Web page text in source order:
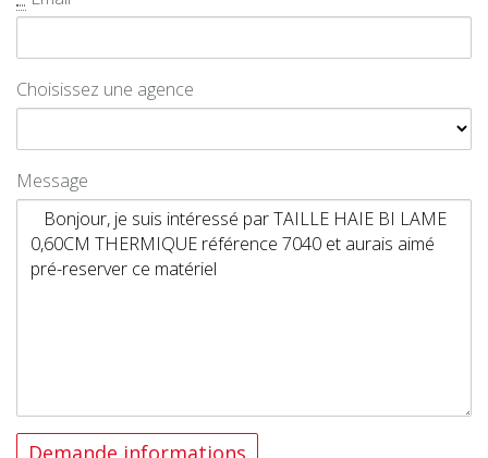
Choisissez une agence
Message